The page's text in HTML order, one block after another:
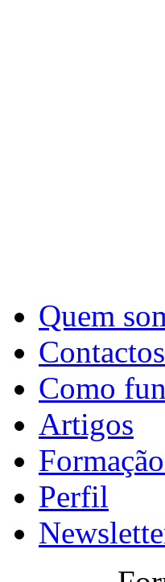
Quem
Contactos
Como
Artigos
Perfil